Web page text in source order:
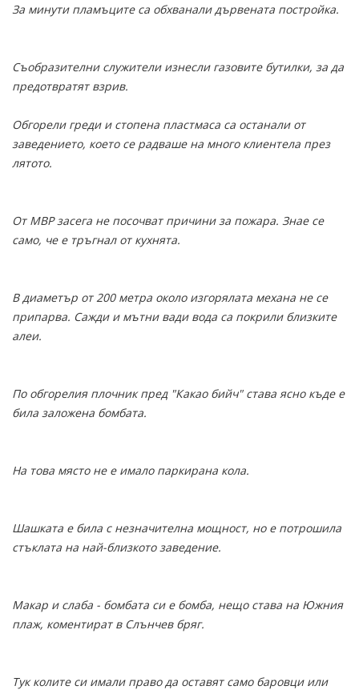
За минути пламъците са обхванали дървената постройка.
Съобразителни служители изнесли газовите бутилки, за да
предотвратят взрив.
Обгорели греди и стопена пластмаса са останали от
заведението, което се радваше на много клиентела през
лятото.
От МВР засега не посочват причини за пожара. Знае се
само, че е тръгнал от кухнята.
В диаметър от 200 метра около изгорялата механа не се
припарва. Сажди и мътни вади вода са покрили близките
алеи.
По обгорелия плочник пред "Какао бийч" става ясно къде е
била заложена бомбата.
На това място не е имало паркирана кола.
Шашката е била с незначителна мощност, но е потрошила
стъклата на най-близкото заведение.
Макар и слаба - бомбата си е бомба, нещо става на Южния
плаж, коментират в Слънчев бряг.
Тук колите си имали право да оставят само баровци или